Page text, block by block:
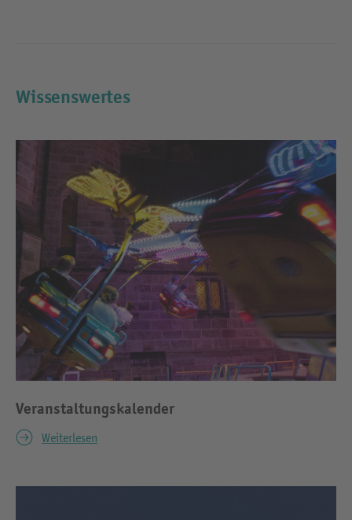
Wissenswertes
Veranstaltungskalender
Weiterlesen